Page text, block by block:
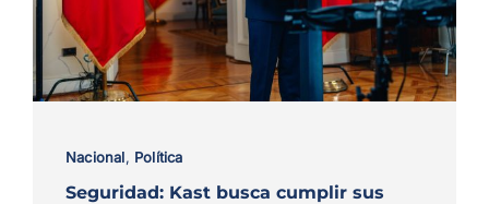
Nacional, Política
Seguridad: Kast busca cumplir sus